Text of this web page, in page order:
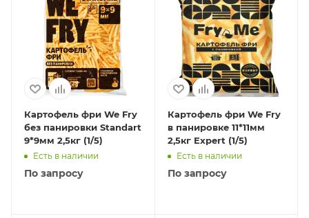
Картофель фри We Fry
без панировки Standart
9*9мм 2,5кг (1/5)
Есть в наличии
По запросу
Картофель фри We Fry
в панировке 11*11мм
2,5кг Expert (1/5)
Есть в наличии
По запросу